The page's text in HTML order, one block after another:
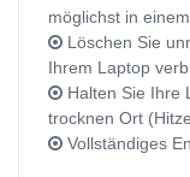
möglichst in
Löschen Sie
Ihrem Laptop
Halten Sie Ihre
trocknen Ort
Vollständiges